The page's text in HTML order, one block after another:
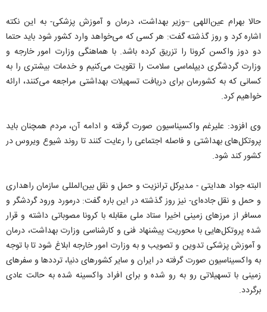
حالا بهرام عین‌اللهی –وزیر بهداشت، درمان و آموزش پزشکی- به این نکته
اشاره کرد و روز گذشته گفت: هر کسی که می‌خواهد وارد کشور شود باید حتما
دو دوز واکسن کرونا را تزریق کرده باشد. با هماهنگی وزارت امور خارجه و
وزارت گردشگری دیپلماسی سلامت را تقویت می‌کنیم و خدمات بیشتری را به
کسانی که به کشورمان برای دریافت تسهیلات بهداشتی مراجعه می‌کنند، ارائه
خواهیم کرد.
وی افزود: علیرغم واکسیناسیون صورت گرفته و ادامه آن، مردم همچنان باید
پروتکل‌های بهداشتی و فاصله اجتماعی را رعایت کنند تا روند شیوع ویروس در
کشور کند شود.
البته جواد هدایتی - مدیرکل ترانزیت و حمل و نقل بین‌المللی سازمان راهداری
و حمل و نقل جاده‌ای- نیز روز گذشته در این باره گفت: درمورد ورود گردشگر و
مسافر از مرزهای زمینی اخیرا ستاد ملی مقابله با کرونا مصوباتی داشته و قرار
شده پروتکل‌هایی با محوریت پیشنهاد فنی و کارشناسی وزارت بهداشت، درمان
و آموزش پزشکی تدوین و تصویب و به وزارت امور خارجه ابلاغ شود تا با توجه
به واکسیناسیون صورت گرفته در ایران و سایر کشورهای دنیا، ترددها و سفرهای
زمینی با تسهیلاتی رو به رو شده و برای افراد واکسینه شده به حالت عادی
برگردد.